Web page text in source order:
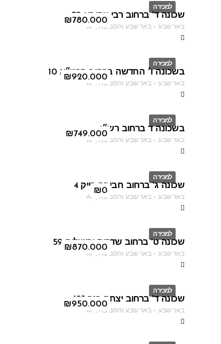
למכירה
ID
₪780.000
שכונה ד' ברחוב רבי עקיבא 70
באר שבע–באר שבע והסביבה ,
AF
למכירה
ID
₪920.000
בשכונה ו׳ החדשה ברחוב הרמ״א 10
באר שבע–באר שבע והסביבה ,
AF
למכירה
ID
₪749.000
בשכונה ד ברחוב רש״י
באר שבע–באר שבע והסביבה ,
AF
למכירה
ID
₪0
שכונה ג' ברחוב חביבה רייק 4
באר שבע–באר שבע והסביבה ,
AF
למכירה
ID
₪870.000
שכונה ט' ברחוב שדרות ירושלים 59
באר שבע–באר שבע והסביבה ,
AF
למכירה
ID
₪950.000
שכונה ד' ברחוב יצחק רגר 183
באר שבע–באר שבע והסביבה ,
AF